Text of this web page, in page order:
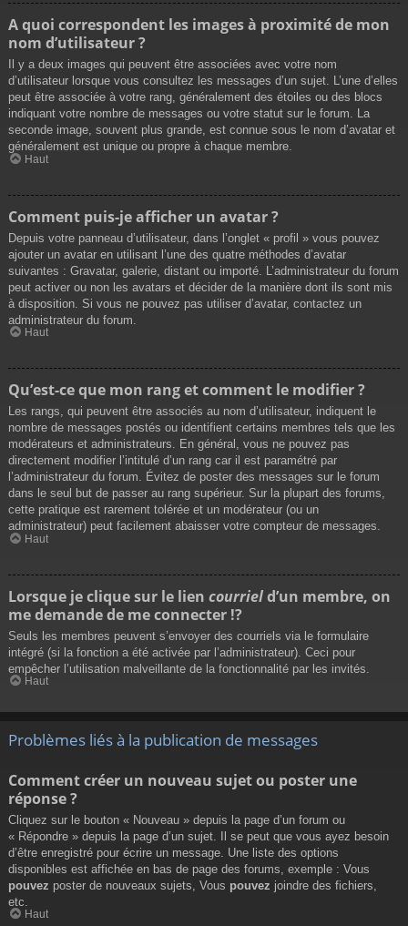
A quoi correspondent les images à proximité de mon
nom d’utilisateur ?
Il y a deux images qui peuvent être associées avec votre nom
d’utilisateur lorsque vous consultez les messages d’un sujet. L’une d’elles
peut être associée à votre rang, généralement des étoiles ou des blocs
indiquant votre nombre de messages ou votre statut sur le forum. La
seconde image, souvent plus grande, est connue sous le nom d’avatar et
généralement est unique ou propre à chaque membre.
Haut
Comment puis-je afficher un avatar ?
Depuis votre panneau d’utilisateur, dans l’onglet « profil » vous pouvez
ajouter un avatar en utilisant l’une des quatre méthodes d’avatar
suivantes : Gravatar, galerie, distant ou importé. L’administrateur du forum
peut activer ou non les avatars et décider de la manière dont ils sont mis
à disposition. Si vous ne pouvez pas utiliser d’avatar, contactez un
administrateur du forum.
Haut
Qu’est-ce que mon rang et comment le modifier ?
Les rangs, qui peuvent être associés au nom d’utilisateur, indiquent le
nombre de messages postés ou identifient certains membres tels que les
modérateurs et administrateurs. En général, vous ne pouvez pas
directement modifier l’intitulé d’un rang car il est paramétré par
l’administrateur du forum. Évitez de poster des messages sur le forum
dans le seul but de passer au rang supérieur. Sur la plupart des forums,
cette pratique est rarement tolérée et un modérateur (ou un
administrateur) peut facilement abaisser votre compteur de messages.
Haut
Lorsque je clique sur le lien courrield’un membre, on
me demande de me connecter !?
Seuls les membres peuvent s’envoyer des courriels via le formulaire
intégré (si la fonction a été activée par l’administrateur). Ceci pour
empêcher l’utilisation malveillante de la fonctionnalité par les invités.
Haut
Problèmes liés à la publication de messages
Comment créer un nouveau sujet ou poster une
réponse ?
Cliquez sur le bouton « Nouveau » depuis la page d’un forum ou
« Répondre » depuis la page d’un sujet. Il se peut que vous ayez besoin
d’être enregistré pour écrire un message. Une liste des options
disponibles est affichée en bas de page des forums, exemple : Vous
pouvez poster de nouveaux sujets, Vous pouvez joindre des fichiers,
etc.
Haut